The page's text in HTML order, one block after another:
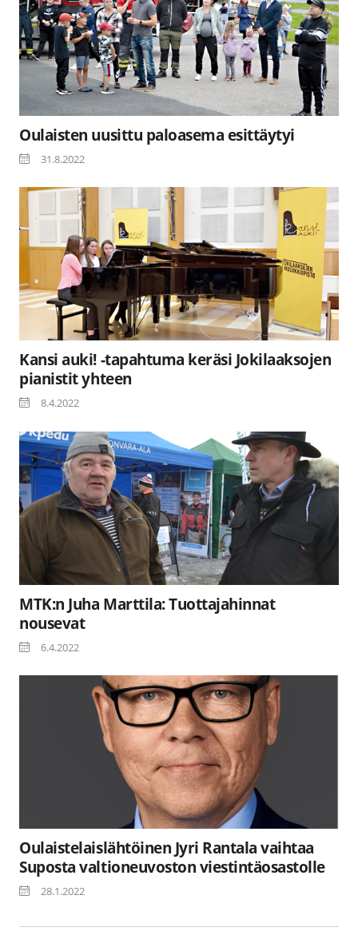
Oulaisten uusittu paloasema esittäytyi
31.8.2022
Kansi auki! -tapahtuma keräsi Jokilaaksojen
pianistit yhteen
8.4.2022
MTK:n Juha Marttila: Tuottajahinnat
nousevat
6.4.2022
Oulaistelaislähtöinen Jyri Rantala vaihtaa
Suposta valtioneuvoston viestintäosastolle
28.1.2022